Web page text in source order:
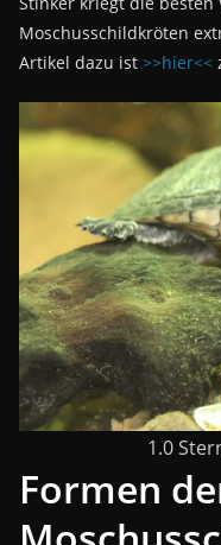
Moschusschildkröten
Artikel dazu ist >>hier<<
1.0
Formen